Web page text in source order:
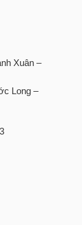
Xuân –
Long –